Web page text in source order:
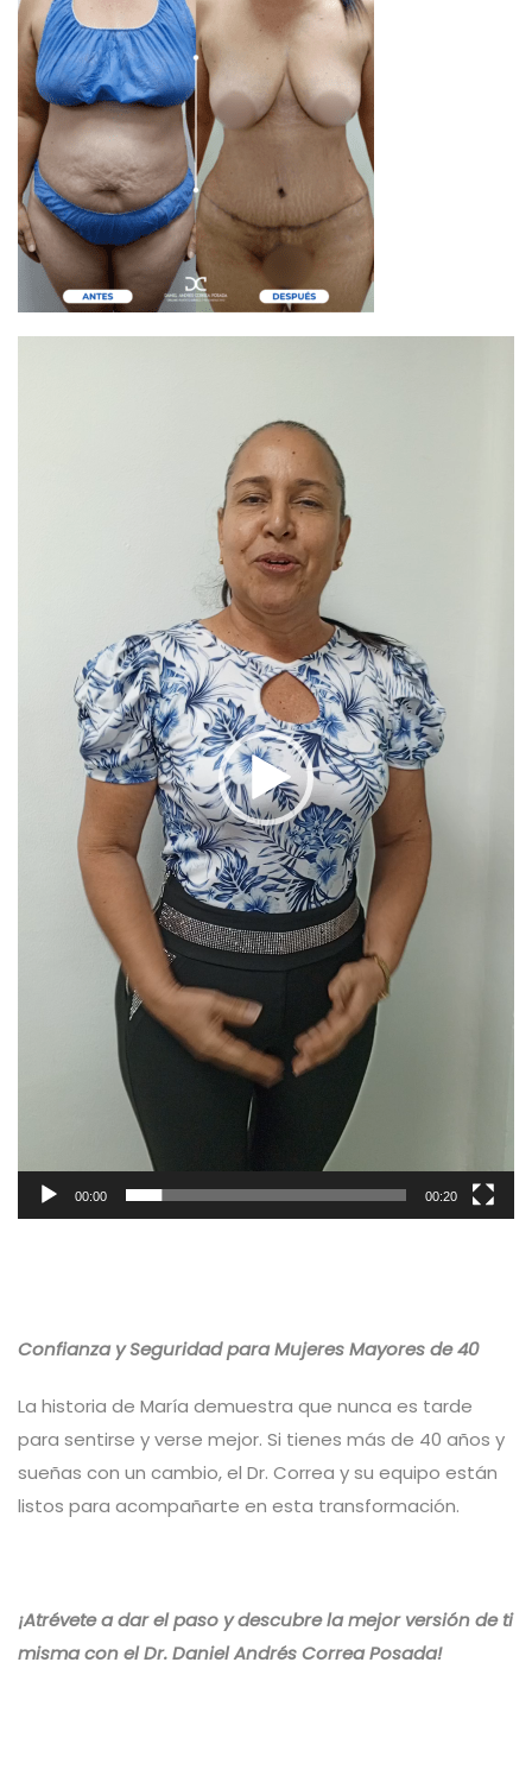
00:00 00:20
Confianza y Seguridad para Mujeres Mayores de 40
La historia de María demuestra que nunca es tarde
para sentirse y verse mejor. Si tienes más de 40 años y
sueñas con un cambio, el Dr. Correa y su equipo están
listos para acompañarte en esta transformación.
¡Atrévete a dar el paso y descubre la mejor versión de ti
misma con el Dr. Daniel Andrés Correa Posada!